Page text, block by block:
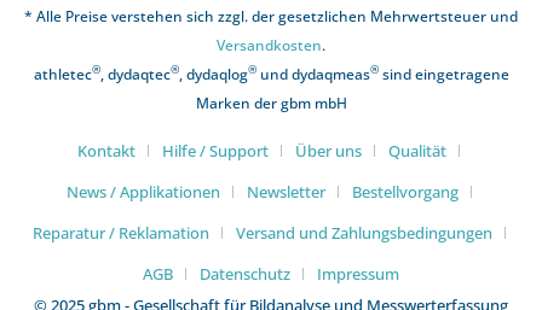
* Alle Preise verstehen sich zzgl. der gesetzlichen Mehrwertsteuer und
Versandkosten.
athletec®, dydaqtec®, dydaqlog®und dydaqmeas®sind eingetragene
Marken der gbm mbH
Kontakt Hilfe / Support Über uns
Qualität
News / Applikationen
Newsletter
Bestellvorgang
Reparatur / Reklamation
Versand und Zahlungsbedingungen
AGB
Datenschutz
Impressum
© 2025 gbm - Gesellschaft für Bildanalyse und Messwerterfassung